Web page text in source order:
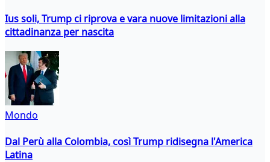
Ius soli, Trump ci riprova e vara nuove limitazioni alla
cittadinanza per nascita
Mondo
Dal Perù alla Colombia, così Trump ridisegna l'America
Latina